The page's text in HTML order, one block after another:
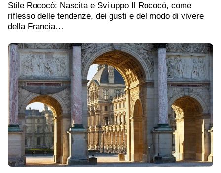
Stile Rococò: Nascita e Sviluppo Il Rococò, come
riflesso delle tendenze, dei gusti e del modo di vivere
della Francia…